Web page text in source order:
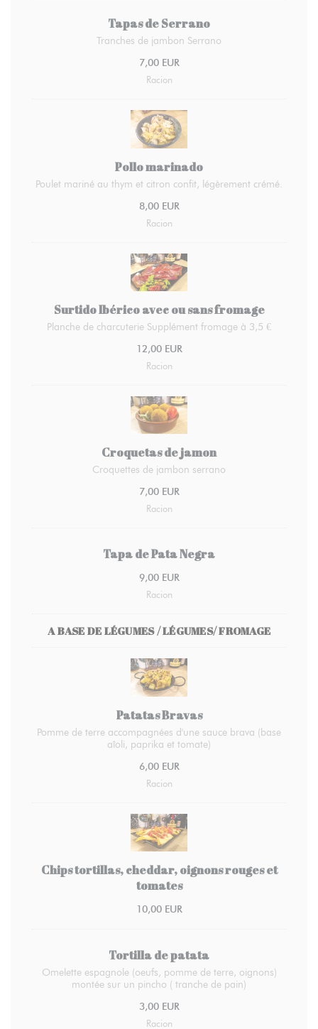
Tapas de Serrano
Tranches de jambon Serrano
7,00 EUR
Racion
Pollo marinado
Poulet mariné au thym et citron confit, légèrement crémé.
8,00 EUR
Racion
Surtido Ibérico avec ou sans fromage
Planche de charcuterie Supplément fromage à 3,5 €
12,00 EUR
Racion
Croquetas de jamon
Croquettes de jambon serrano
7,00 EUR
Racion
Tapa de Pata Negra
9,00 EUR
Racion
A BASE DE LÉGUMES / LÉGUMES/ FROMAGE
Patatas Bravas
Pomme de terre accompagnées d'une sauce brava (base
aîoli, paprika et tomate)
6,00 EUR
Racion
Chips tortillas, cheddar, oignons rouges et
tomates
10,00 EUR
Tortilla de patata
Omelette espagnole (oeufs, pomme de terre, oignons)
montée sur un pincho ( tranche de pain)
3,00 EUR
Racion